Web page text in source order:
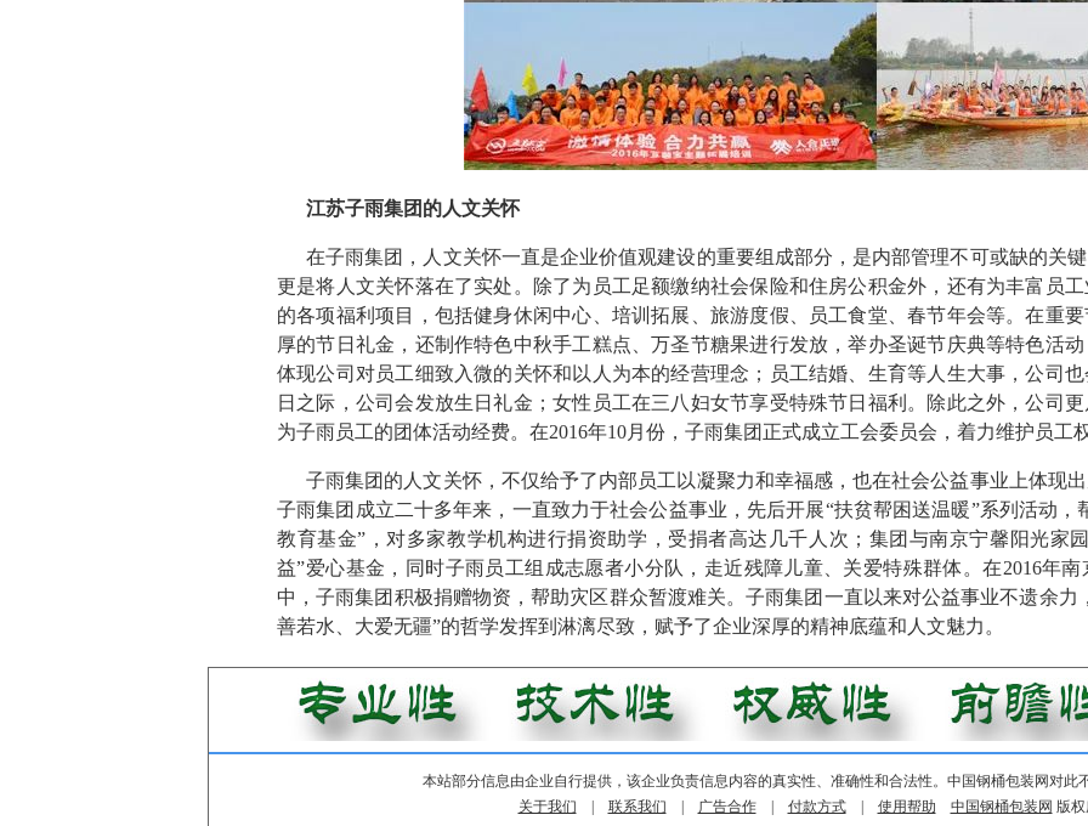
江苏子雨集团的人文关怀
在子雨集团，人文关怀一直是企业价值观建设的重要组成部分，是内部管理不可或缺的关
更是将人文关怀落在了实处。除了为员工足额缴纳社会保险和住房公积金外，还有为丰富员
的各项福利项目，包括健身休闲中心、培训拓展、旅游度假、员工食堂、春节年会等。在重
厚的节日礼金，还制作特色中秋手工糕点、万圣节糖果进行发放，举办圣诞节庆典等特色活
体现公司对员工细致入微的关怀和以人为本的经营理念；员工结婚、生育等人生大事，公司
日之际，公司会发放生日礼金；女性员工在三八妇女节享受特殊节日福利。除此之外，公司
为子雨员工的团体活动经费。在2016年10月份，子雨集团正式成立工会委员会，着力维护员工
子雨集团的人文关怀，不仅给予了内部员工以凝聚力和幸福感，也在社会公益事业上体现
子雨集团成立二十多年来，一直致力于社会公益事业，先后开展“扶贫帮困送温暖”系列活动，
教育基金”，对多家教学机构进行捐资助学，受捐者高达几千人次；集团与南京宁馨阳光家
益”爱心基金，同时子雨员工组成志愿者小分队，走近残障儿童、关爱特殊群体。在2016年
中，子雨集团积极捐赠物资，帮助灾区群众暂渡难关。子雨集团一直以来对公益事业不遗余力
善若水、大爱无疆”的哲学发挥到淋漓尽致，赋予了企业深厚的精神底蕴和人文魅力。
本站部分信息由企业自行提供，该企业负责信息内容的真实性、准确性和合法性。中国钢桶包装网对此
关于我们
联系我们 广告合作| 付款方式| 使用帮助 中国钢桶包装网 版